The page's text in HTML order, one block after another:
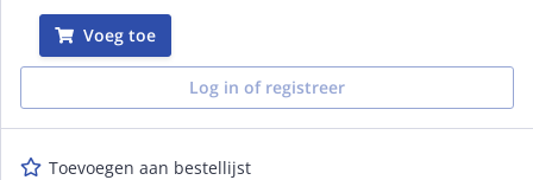
Voeg toe
Log in of registreer
Toevoegen aan bestellijst